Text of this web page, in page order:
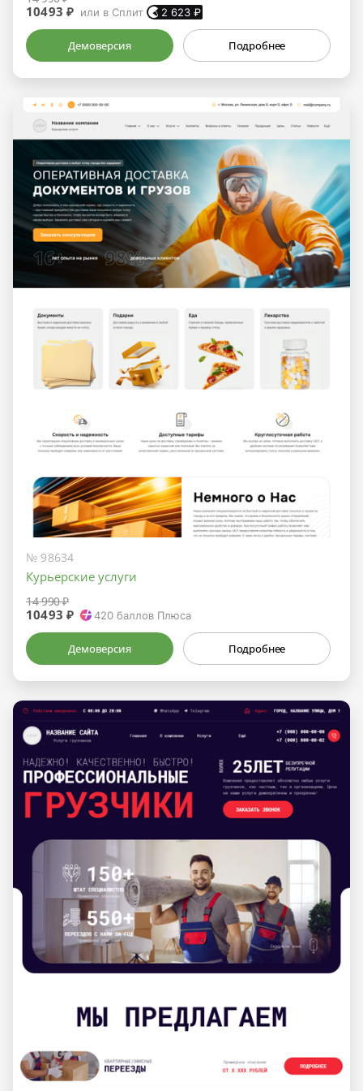
10493 ₽ или в Сплит 2 623 ₽
Демоверсия Подробнее
№ 98634
Курьерские услуги
14 990 ₽
10493 ₽ 420 баллов Плюса
Демоверсия Подробнее